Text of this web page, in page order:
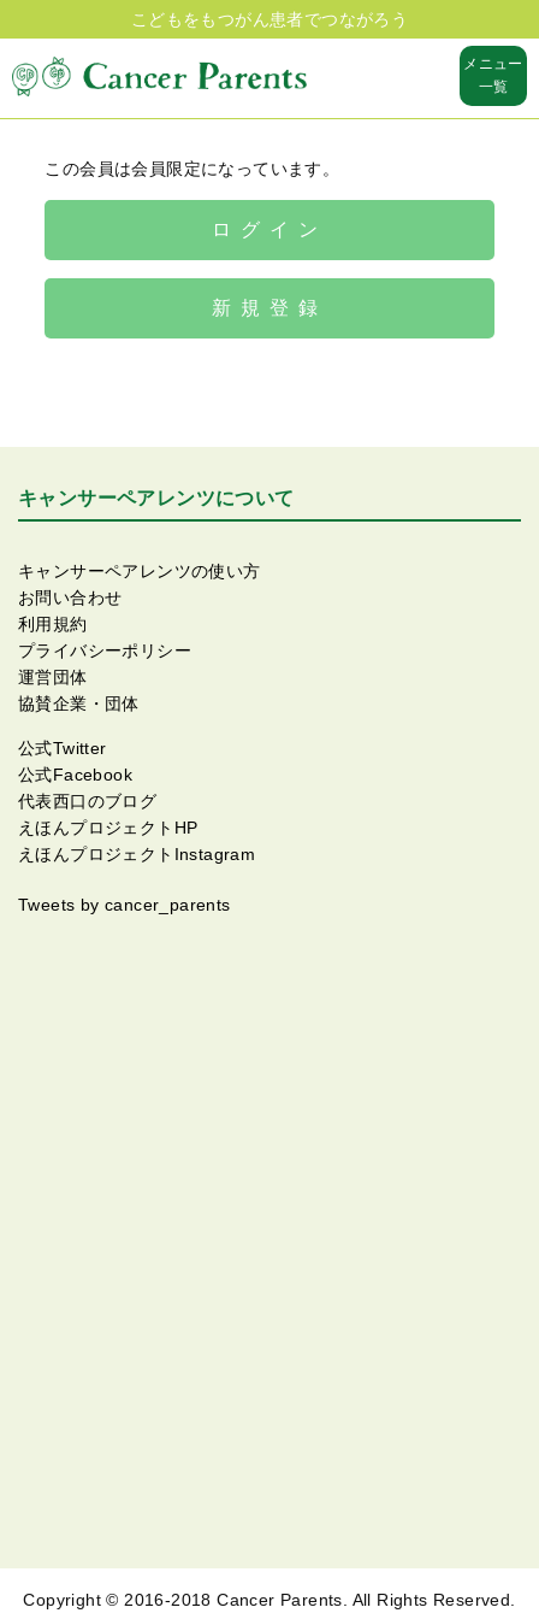
こどもをもつがん患者でつながろう
メニュー
一覧
この会員は会員限定になっています。
ログイン
新規登録
キャンサーペアレンツについて
キャンサーペアレンツの使い方
お問い合わせ
利用規約
プライバシーポリシー
運営団体
協賛企業・団体
公式Twitter
公式Facebook
代表西口のブログ
えほんプロジェクトHP
えほんプロジェクトInstagram
Tweets by cancer_parents
Copyright © 2016-2018 Cancer Parents. All Rights Reserved.